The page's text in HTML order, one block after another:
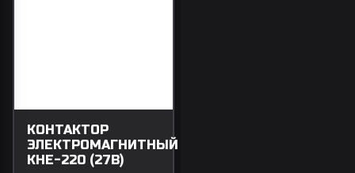
КОНТАКТОР
ЭЛЕКТРОМАГНИТНЫЙ
КНЕ-220 (27В)